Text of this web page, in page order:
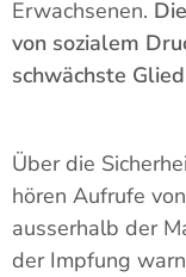
Erwachsenen.
von sozialem
schwächste
Über die
hören Aufrufe
ausserhalb der
der Impfung